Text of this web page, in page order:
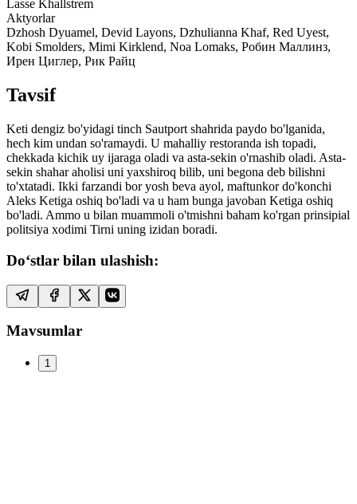
Lasse Khallstrem
Aktyorlar
Dzhosh Dyuamel, Devid Layons, Dzhulianna Khaf, Red Uyest,
Kobi Smolders, Mimi Kirklend, Noa Lomaks, Робин Маллинз,
Ирен Циглер, Рик Райц
Tavsif
Keti dengiz bo'yidagi tinch Sautport shahrida paydo bo'lganida,
hech kim undan so'ramaydi. U mahalliy restoranda ish topadi,
chekkada kichik uy ijaraga oladi va asta-sekin o'rnashib oladi. Asta-
sekin shahar aholisi uni yaxshiroq bilib, uni begona deb bilishni
to'xtatadi. Ikki farzandi bor yosh beva ayol, maftunkor do'konchi
Aleks Ketiga oshiq bo'ladi va u ham bunga javoban Ketiga oshiq
bo'ladi. Ammo u bilan muammoli o'tmishni baham ko'rgan prinsipial
politsiya xodimi Tirni uning izidan boradi.
Do‘stlar bilan ulashish:
Mavsumlar
1